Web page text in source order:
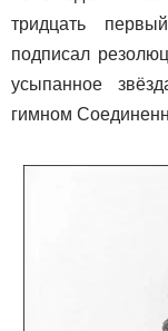
тридцать
подписал
усыпанное
гимном